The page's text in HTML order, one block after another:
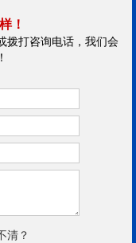
！
拨打咨询电话，我们会
清？